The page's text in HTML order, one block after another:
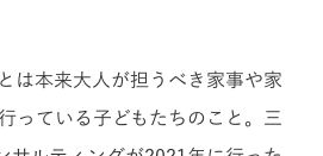
は本来大人が担うべき家事や家
っている子どもたちのこと。三